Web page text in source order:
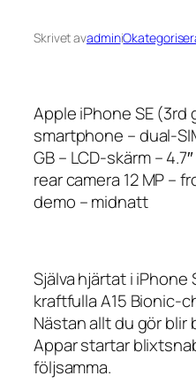
Skrivet avadmini
Apple iPhone SE
smartphone – dual-
GB – LCD-skärm –
rear camera 12 MP –
demo – midnatt
Själva hjärtat i iPhone
kraftfulla A15
Nästan allt du gör blir
Appar startar
följsamma.